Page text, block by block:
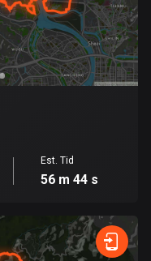
Est. Tid
56 m 44 s